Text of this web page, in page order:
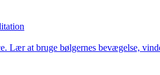
Lær at bruge bølgernes bevægelse,